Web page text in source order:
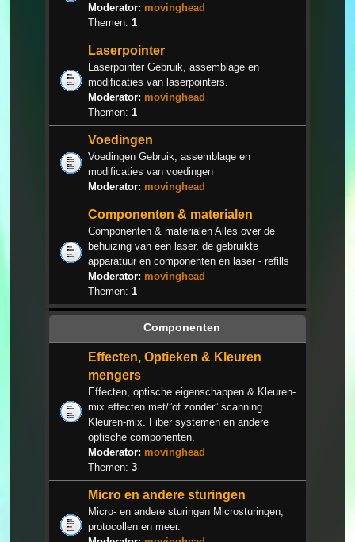
Moderator: movinghead
Themen: 1
Laserpointer
Laserpointer Gebruik, assemblage en
modificaties van laserpointers.
Moderator: movinghead
Themen: 1
Voedingen
Voedingen Gebruik, assemblage en
modificaties van voedingen
Moderator: movinghead
Componenten & materialen
Componenten & materialen Alles over de
behuizing van een laser, de gebruikte
apparatuur en componenten en laser - refills
Moderator: movinghead
Themen: 1
Componenten
Effecten, Optieken & Kleuren
mengers
Effecten, optische eigenschappen & Kleuren-
mix effecten met/”of zonder” scanning.
Kleuren-mix. Fiber systemen en andere
optische componenten.
Moderator: movinghead
Themen: 3
Micro en andere sturingen
Micro- en andere sturingen Microsturingen,
protocollen en meer.